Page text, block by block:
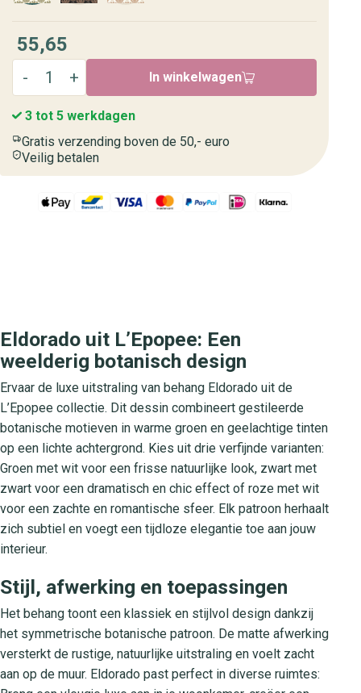
55,65
In winkelwagen
3 tot 5 werkdagen
Gratis verzending boven de 50,- euro
Veilig betalen
Eldorado uit L’Epopee: Een
weelderig botanisch design
Ervaar de luxe uitstraling van behang Eldorado uit de
L’Epopee collectie. Dit dessin combineert gestileerde
botanische motieven in warme groen en geelachtige tinten
op een lichte achtergrond. Kies uit drie verfijnde varianten:
Groen met wit voor een frisse natuurlijke look, zwart met
zwart voor een dramatisch en chic effect of roze met wit
voor een zachte en romantische sfeer. Elk patroon herhaalt
zich subtiel en voegt een tijdloze elegantie toe aan jouw
interieur.
Stijl, afwerking en toepassingen
Het behang toont een klassiek en stijlvol design dankzij
het symmetrische botanische patroon. De matte afwerking
versterkt de rustige, natuurlijke uitstraling en voelt zacht
aan op de muur. Eldorado past perfect in diverse ruimtes: